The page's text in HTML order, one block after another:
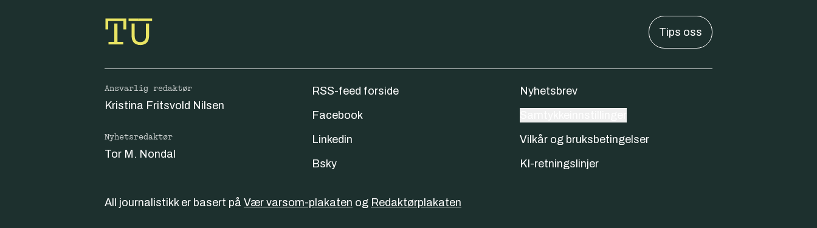
Tips oss
Ansvarlig redaktør
Kristina Fritsvold Nilsen
Nyhetsredaktør
Tor M. Nondal
RSS-feed forside
Facebook
Linkedin
Bsky
Nyhetsbrev
Vilkår og bruksbetingelser
KI-retningslinjer
All journalistikk er basert på Vær varsom-plakaten og Redaktørplakaten